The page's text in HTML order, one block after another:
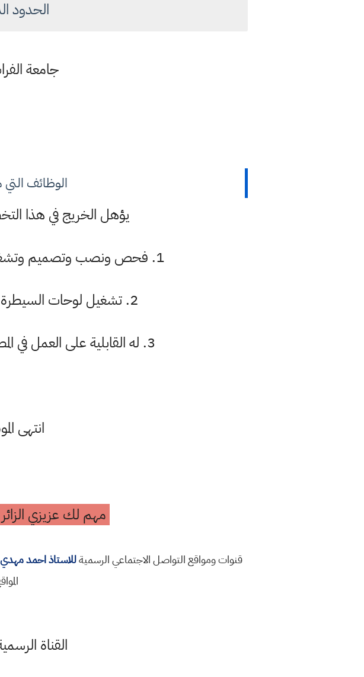
الحدود
جامعة
الوظائف
يؤهل الخريج في هذا
1. فحص ونصب وتصميم وتشغيل المضخات والمكائن التوربينية بكافة انواعها. .
2. تشغيل لوحات السيطرة الكهربائية للمكائن التوربينية وملحقاتهما.
3. له القابلية على العمل في المصانع الانتاجية وحدات انتاج الطاقة الكهربائية.
انتهى
مهم لك عزيزي
قنوات ومواقع التواصل الاجتماعي الرسميةللاستاذ احمد
القناة